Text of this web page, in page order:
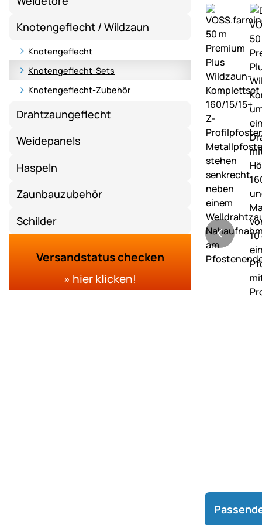
Knotengeflecht / Wildzaun
Knotengeflecht
Knotengeflecht-Sets
Knotengeflecht-Zubehör
Drahtzaungeflecht
Weidepanels
Haspeln
Zaunbauzubehör
Schilder
Versandstatus checken
» hier klicken!